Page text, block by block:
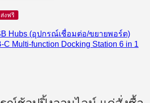
งฟรี
Hubs (อุปกรณ์เชื่อมต่อ/ขยายพอร์ต)
C Multi-function Docking Station 6 in 1